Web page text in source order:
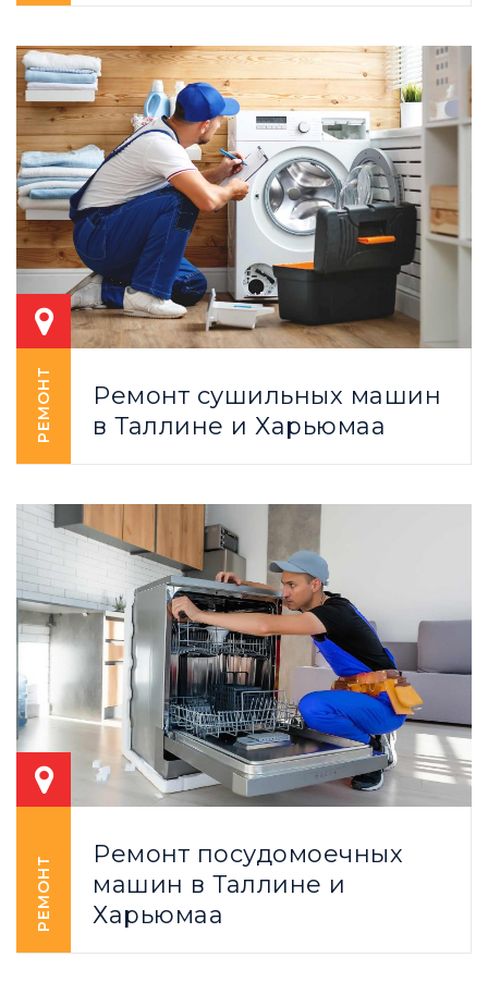
РЕМОНТ
Ремонт сушильных машин
в Таллине и Харьюмаа
РЕМОНТ
Ремонт посудомоечных
машин в Таллине и
Харьюмаа